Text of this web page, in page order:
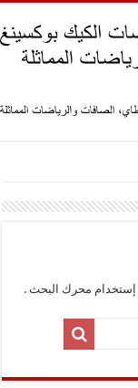
إستخدام محرك البحث .